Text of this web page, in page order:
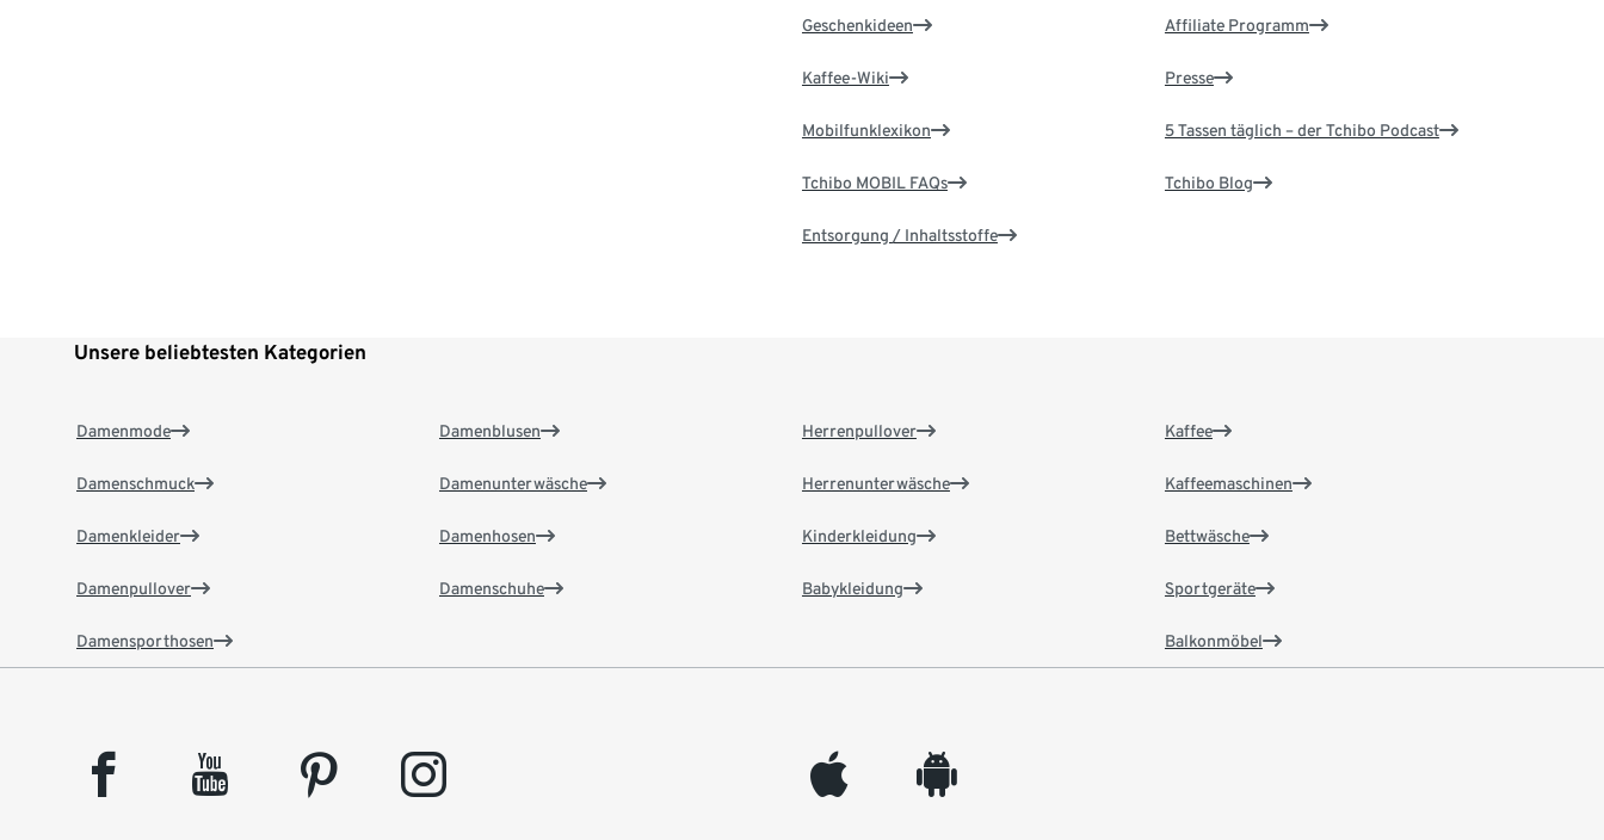
Geschenkideen
Kaffee-Wiki
Mobilfunklexikon
Tchibo MOBIL FAQs
Entsorgung / Inhaltsstoffe
Affiliate Programm
Presse
5 Tassen täglich – der Tchibo Podcast
Tchibo Blog
Unsere beliebtesten Kategorien
Damenmode
Damenschmuck
Damenkleider
Damenpullover
Damensporthosen
Damenblusen
Damenunterwäsche
Damenhosen
Damenschuhe
Herrenpullover
Herrenunterwäsche
Kinderkleidung
Babykleidung
Kaffee
Kaffeemaschinen
Bettwäsche
Sportgeräte
Balkonmöbel
facebook youtube pinterest instagram appleinc android